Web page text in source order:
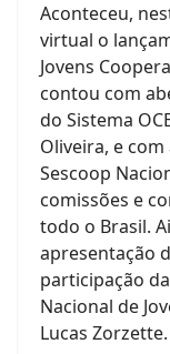
Aconteceu,
virtual o
Jovens
contou com
do Sistema
Oliveira, e
Sescoop
comissões e
todo o Brasil.
apresentação
participação
Nacional de
Lucas Zorzette.